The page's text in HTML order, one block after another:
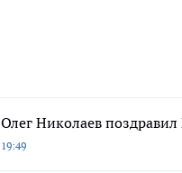
Олег Николаев
19:49